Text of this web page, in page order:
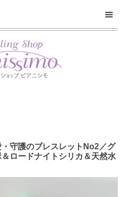
守護のブレスレットNo2／グ
ロードナイトシリカ＆天然水